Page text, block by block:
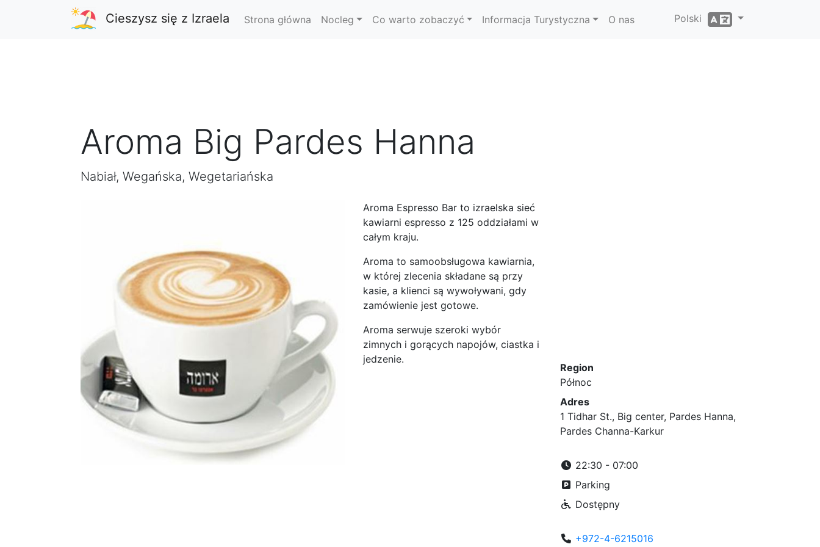
Cieszysz się z Izraela Strona główna Nocleg Co warto zobaczyć Informacja Turystyczna O nas Polski
Aroma Big Pardes Hanna
Nabiał, Wegańska, Wegetariańska
Aroma Espresso Bar to izraelska sieć
kawiarni espresso z 125 oddziałami w
całym kraju.
Aroma to samoobsługowa kawiarnia,
w której zlecenia składane są przy
kasie, a klienci są wywoływani, gdy
zamówienie jest gotowe.
Aroma serwuje szeroki wybór
zimnych i gorących napojów, ciastka i
jedzenie.
Region
Północ
Adres
1 Tidhar St., Big center, Pardes Hanna,
Pardes Channa-Karkur
22:30 - 07:00
Parking
Dostępny
+972-4-6215016